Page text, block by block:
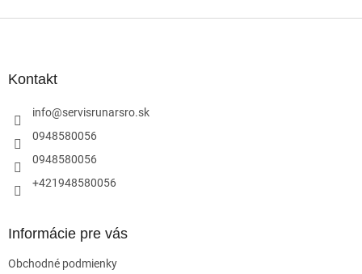
Kontakt
info@servisrunarsro.sk
0948580056
0948580056
+421948580056
Informácie pre vás
Obchodné podmienky